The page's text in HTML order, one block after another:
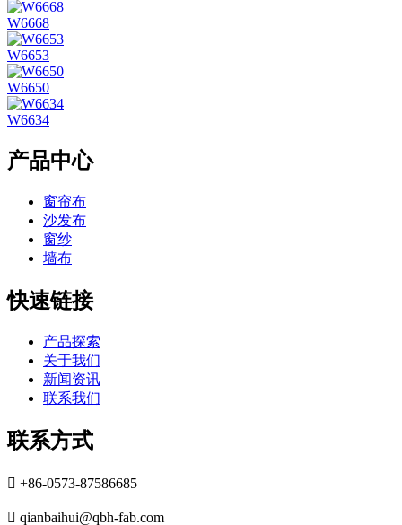
W6668
W6653
W6650
W6634
产品中心
窗帘布
沙发布
窗纱
墙布
快速链接
产品探索
关于我们
新闻资讯
联系我们
联系方式
 +86-0573-87586685
 qianbaihui@qbh-fab.com